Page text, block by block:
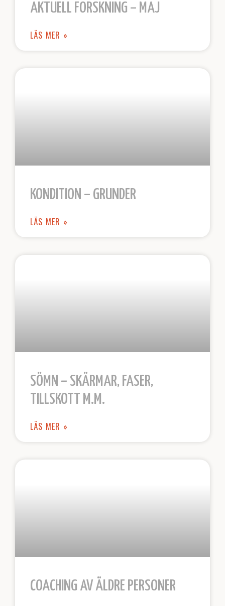
AKTUELL FORSKNING – MAJ
LÄS MER »
KONDITION – GRUNDER
LÄS MER »
SÖMN – SKÄRMAR, FASER,
TILLSKOTT M.M.
LÄS MER »
COACHING AV ÄLDRE PERSONER